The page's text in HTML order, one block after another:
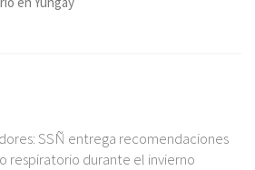
SSÑ entrega recomendaciones
respiratorio durante el invierno